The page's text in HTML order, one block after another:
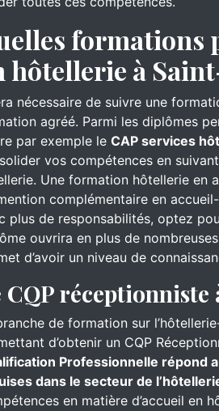
formations
hôtellerie à
nécessaire de suivre une
agréé. Parmi les diplômes
par exemple le CAP services
vos compétences en
Une formation hôtellerie en
complémentaire en
plus de responsabilités, optez
ouvrira en plus de
d’avoir un niveau de
CQP
de formation sur
d’obtenir un CQP
Professionnelle répond
dans le secteur de
en matière d’accueil en